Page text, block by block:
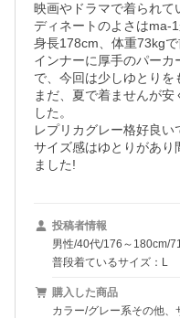
映画やドラマで着られ
ディネートのよさはma-1
身長178cm、体重73kgで
インナーに厚手のパー
で、今回は少しゆとりを
まだ、夏で着ませんが
した。
レプリカグレー格好良い
サイズ感はゆとりがあ
ました!
投稿者情報
男性/40代/176～180cm/
普段着ているサイズ：L
購入した商品
カラー/グレー系その他